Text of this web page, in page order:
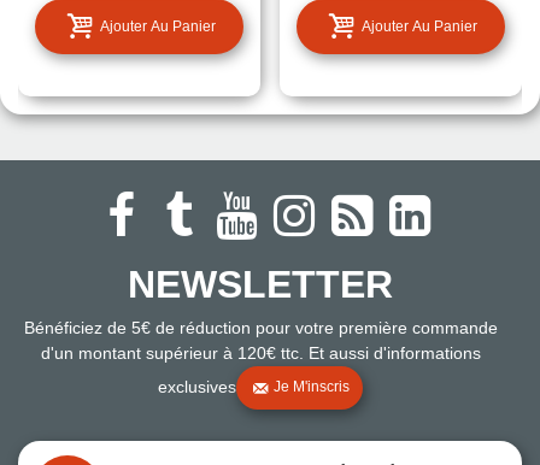
Ajouter Au Panier Ajouter Au Panier
NEWSLETTER
Bénéficiez de 5€ de réduction pour votre première commande
d'un montant supérieur à 120€ ttc. Et aussi d'informations
exclusives
Je M'inscris